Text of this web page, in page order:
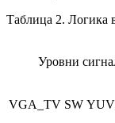
Таблица 2. Логика
Уровни
VGA_TV SW